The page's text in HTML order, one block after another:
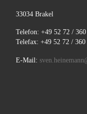
33034 Brakel
Telefon: +49 52 72 /
Telefax: +49 52 72 /
E-Mail: